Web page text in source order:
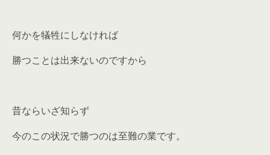
何かを犠牲にしなければ
勝つことは出来ないのですから
昔ならいざ知らず
今のこの状況で勝つのは至難の業です。